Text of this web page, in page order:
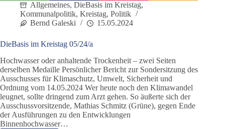
Allgemeines, DieBasis im Kreistag,
Kommunalpolitik, Kreistag, Politik
Bernd Galeski
15.05.2024
DieBasis im Kreistag 05/24/a
Hochwasser oder anhaltende Trockenheit – zwei Seiten
derselben Medaille Persönlicher Bericht zur Sondersitzung des
Ausschusses für Klimaschutz, Umwelt, Sicherheit und
Ordnung vom 14.05.2024 Wer heute noch den Klimawandel
leugnet, sollte dringend zum Arzt gehen. So äußerte sich der
Ausschussvorsitzende, Mathias Schmitz (Grüne), gegen Ende
der Ausführungen zu den Entwicklungen
Binnenhochwasser…